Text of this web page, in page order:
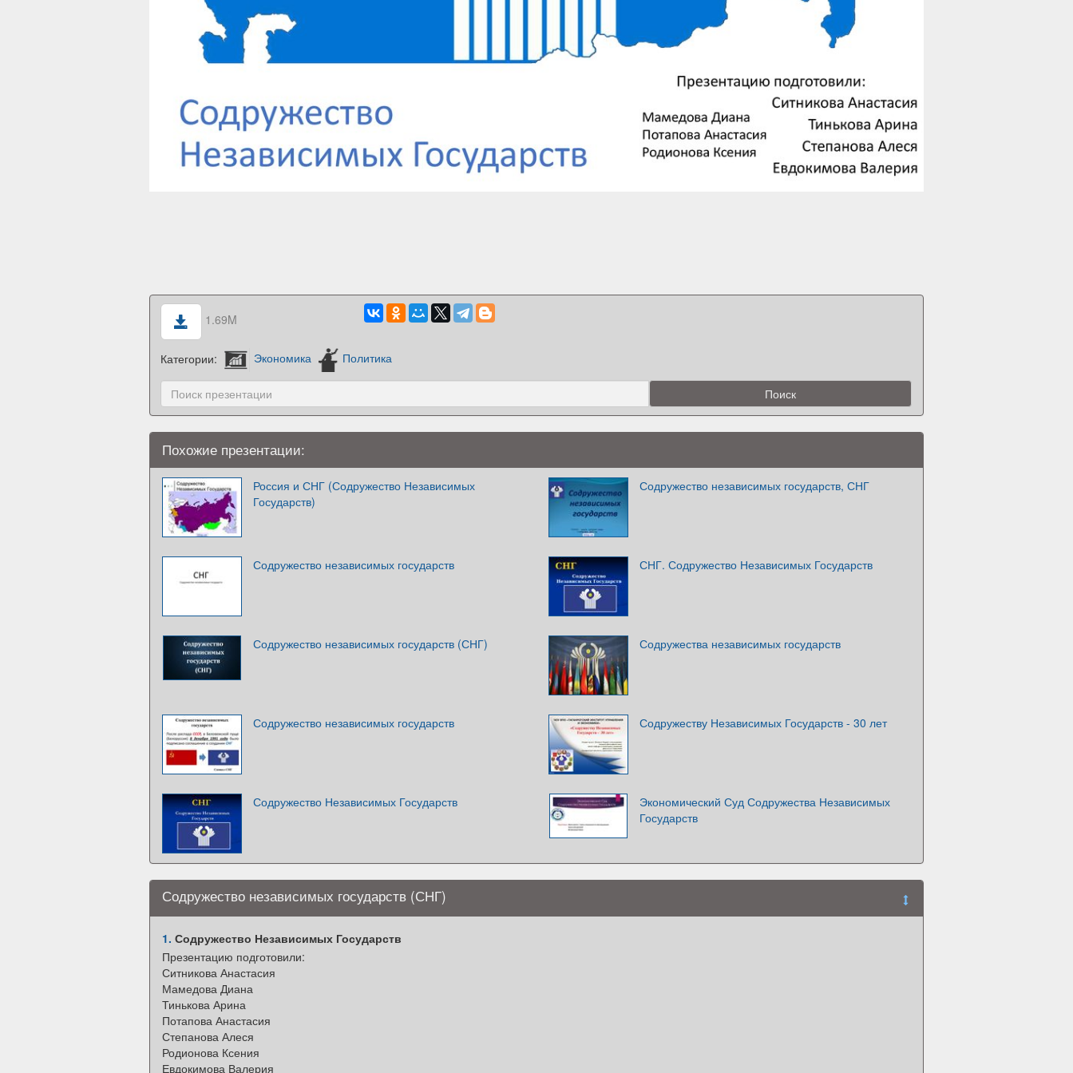
1.69M
Категории: Экономика Политика
Похожие презентации:
Россия и СНГ (Содружество Независимых
Государств)
Содружество независимых государств, СНГ
Содружество независимых государств СНГ. Содружество Независимых Государств
Содружество независимых государств (СНГ) Содружества независимых государств
Содружество независимых государств Содружеству Независимых Государств - 30 лет
Содружество Независимых Государств
Экономический Суд Содружества Независимых
Государств
Содружество независимых государств (СНГ)
1. Содружество Независимых Государств
Презентацию подготовили:
Ситникова Анастасия
Мамедова Диана
Тинькова Арина
Потапова Анастасия
Степанова Алеся
Родионова Ксения
Евдокимова Валерия